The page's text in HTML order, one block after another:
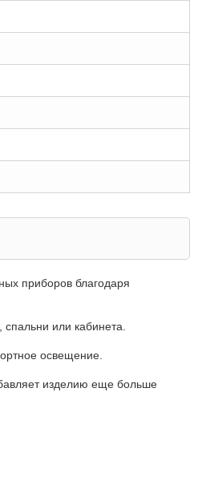
приборов благодаря
или кабинета.
освещение.
изделию еще больше